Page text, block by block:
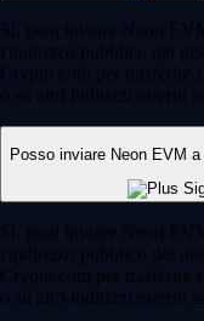
Sì, puoi inviare Neon
l'indirizzo pubblico del
Crypto.com per
o su altri indirizzi esterni
Posso inviare Neon EVM
Sì, puoi inviare Neon
l'indirizzo pubblico del
Crypto.com per
o su altri indirizzi esterni